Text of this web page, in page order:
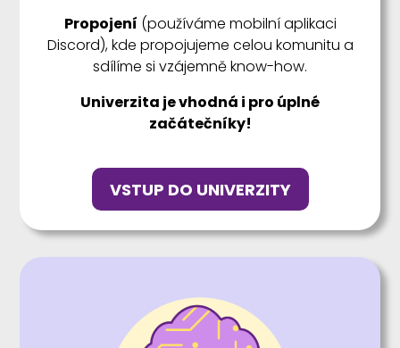
Propojení (používáme mobilní aplikaci
Discord), kde propojujeme celou komunitu a
sdílíme si vzájemně know-how.
Univerzita je vhodná i pro úplné
začátečníky!
VSTUP DO UNIVERZITY